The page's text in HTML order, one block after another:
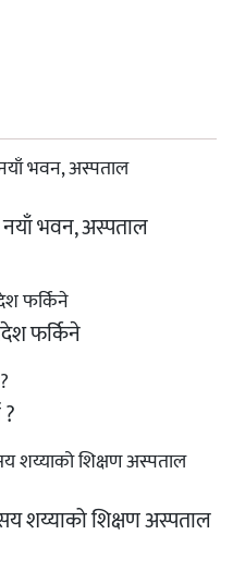
नयाँ भवन, अस्पताल
फर्किने
शय्याको शिक्षण अस्पताल